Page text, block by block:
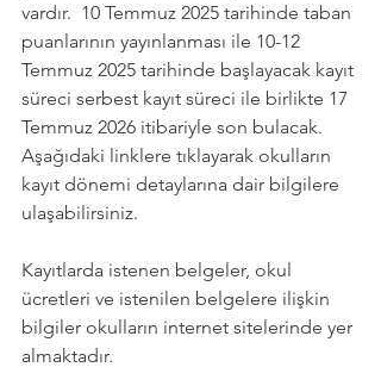
vardır.  10 Temmuz 2025 tarihinde taban
puanlarının yayınlanması ile 10-12
Temmuz 2025 tarihinde başlayacak kayıt
süreci serbest kayıt süreci ile birlikte 17
Temmuz 2026 itibariyle son bulacak.
Aşağıdaki linklere tıklayarak okulların
kayıt dönemi detaylarına dair bilgilere
ulaşabilirsiniz.
Kayıtlarda istenen belgeler, okul
ücretleri ve istenilen belgelere ilişkin
bilgiler okulların internet sitelerinde yer
almaktadır.